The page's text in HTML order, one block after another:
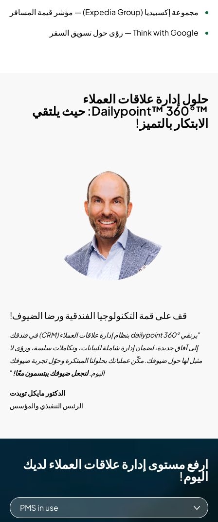
مجموعة إكسبيديا (Expedia Group) — مؤشر قيمة المسافر
Think with Google — رؤى حول تسويق السفر
حلول إدارة علاقات العملاء
™Dailypoint™ 360°: حيث يلتقي
الابتكار بالتميز!
قف على قمة التكنولوجيا الفندقية ورضا الضيوف!
"
يرتقي dailypoint 360° بنظام إدارة علاقات العملاء (CRM) في فندقك
إلى آفاق جديدة، لضمان إدارة شاملة للبيانات، وتكاملات سلسة، ورؤى لا
مثيل لها حول ضيوفك. مكّن عملياتك بحلولنا المبتكرة وحوّل تجربة ضيوفك
اليوم.لنجعل ضيوفك يبتسمون معًا!"
الدكتور مايكل تويدت
الرئيس التنفيذي والمؤسس
ارفع مستوى إدارة علاقات العملاء لديك
اليوم!
PMS in use